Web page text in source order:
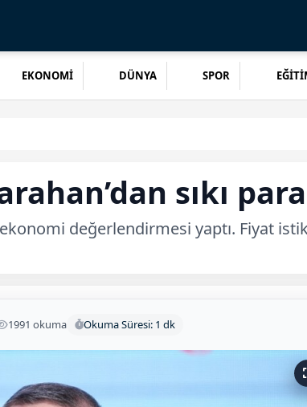
EKONOMİ DÜNYA SPOR
sıkı
değerlendirmesi yaptı. Fiyat
1991 okuma Okuma Süresi: 1 dk